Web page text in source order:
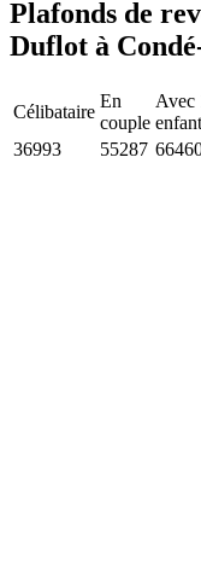
Plafonds de
Duflot à
Célibataire
En
couple
Avec
enfant
36993
55287